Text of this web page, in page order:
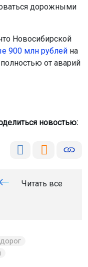
дорожными
Новосибирской
900 млн рублей на
от аварий
новостью:
Читать все